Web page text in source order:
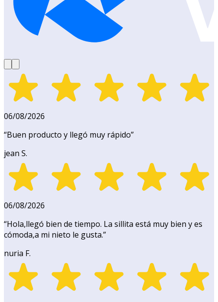
06/08/2026
“Buen producto y llegó muy rápido”
jean S.
06/08/2026
“Hola,llegó bien de tiempo. La sillita está muy bien y es
cómoda,a mi nieto le gusta.”
nuria F.